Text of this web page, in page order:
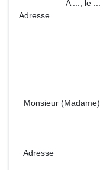
A ..., le ...
Adresse
Monsieur (Madame)
Adresse